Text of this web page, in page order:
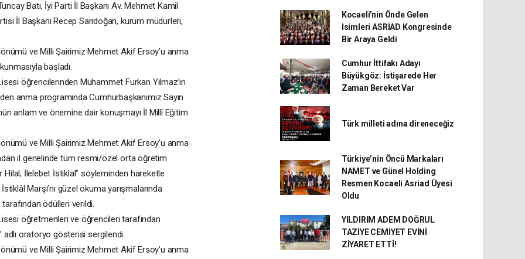
Batı, İyi Parti İl Başkanı Av. Mehmet Kamil
İl Başkanı Recep Sarıdoğan, kurum müdürleri,
ve Milli Şairimiz Mehmet Akif Ersoy’u anma
başladı.
öğrencilerinden Muhammet Furkan Yılmaz’ın
anma programında Cumhurbaşkanımız Sayın
anlam ve önemine dair konuşmayı İl Millî Eğitim
ve Milli Şairimiz Mehmet Akif Ersoy’u anma
il genelinde tüm resmi/özel orta öğretim
Hilal; İlelebet İstiklal” söyleminden hareketle
Marşı’nı güzel okuma yarışmalarında
ödülleri verildi.
öğretmenleri ve öğrencileri tarafından
adlı oratoryo gösterisi sergilendi.
ve Milli Şairimiz Mehmet Akif Ersoy’u anma
Kocaeli'nin Önde Gelen
İsimleri ASRİAD Kongresinde
Bir Araya Geldi
Cumhur İttifakı Adayı
Büyükgöz: İstişarede Her
Zaman Bereket Var
Türk milleti adına direneceğiz
Türkiye’nin Öncü Markaları
NAMET ve Günel Holding
Resmen Kocaeli Asriad Üyesi
Oldu
YILDIRIM ADEM DOĞRUL
TAZİYE CEMİYET EVİNİ
ZİYARET ETTİ!